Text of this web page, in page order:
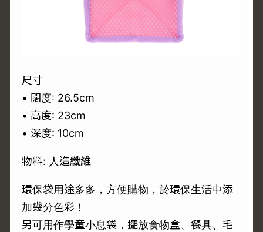
尺寸
• 闊度: 26.5cm
• 高度: 23cm
• 深度: 10cm
物料: 人造纖維
環保袋用途多多，方便購物，於環保生活中添
加幾分色彩！
另可用作學童小息袋，擺放食物盒、餐具、毛